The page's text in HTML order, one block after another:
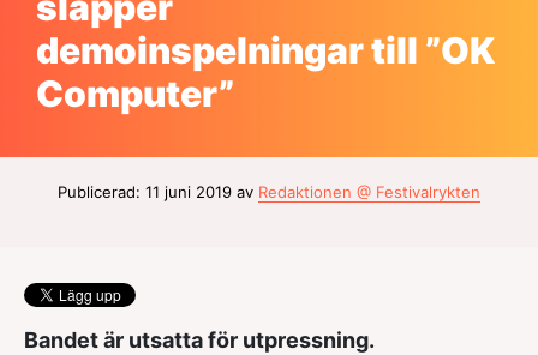
demoinspelningar till ”OK
Computer”
Publicerad: 11 juni 2019 av Redaktionen @ Festivalrykten
Bandet är utsatta för utpressning.